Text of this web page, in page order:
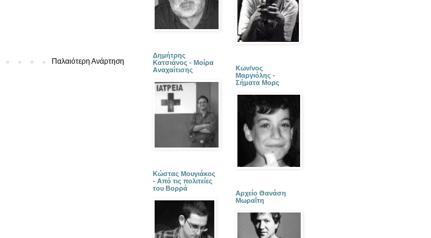
Παλαιότερη Ανάρτηση
Δημήτρης
Κατσιάνος - Μοίρα
Αναχαίτισης
Κώστας Μουγιάκος
- Από τις πολιτείες
του Βορρά
Κων/νος
Μαργιόλης -
Σήματα Μορς
Αρχείο Θανάση
Μωραΐτη